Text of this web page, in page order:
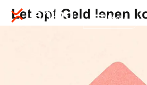
Menu